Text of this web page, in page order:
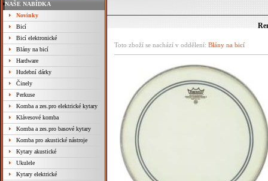
NAŠE NABÍDKA
Novinky
Bicí
Bicí elektronické
Blány na bicí
Hardware
Hudební dárky
Činely
Perkuse
Komba a zes.pro elektrické kytary
Klávesové komba
Komba a zes.pro basové kytary
Komba pro akustické nástroje
Kytary akustické
Ukulele
Kytary elektrické
Toto zboží se nachází v oddělení: Blány na bicí